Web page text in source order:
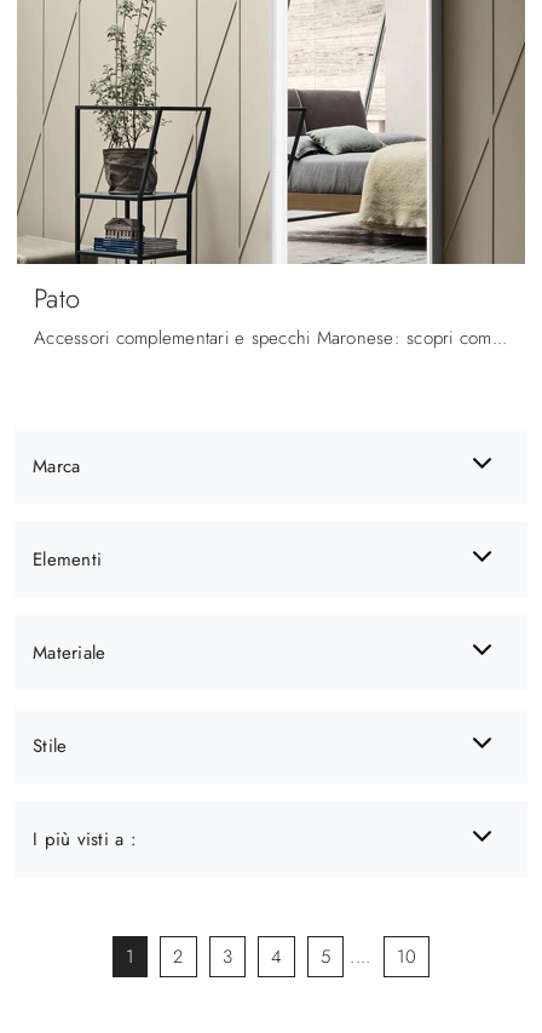
Marca
Elementi
Materiale
Stile
I più visti a :
Pato
Accessori complementari e specchi Maronese: scopri come valorizzare i tuoi locali moderni con il modello Pato.
1 2 3 4 5 .... 10